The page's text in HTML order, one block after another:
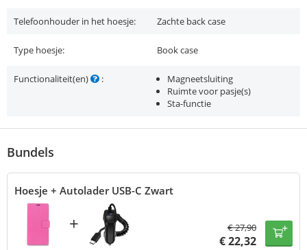
Telefoonhouder in het hoesje: Zachte back case
Type hoesje: Book case
Functionaliteit(en) :
Magneetsluiting
Ruimte voor pasje(s)
Sta-functie
Bundels
Hoesje + Autolader USB-C Zwart
+ €27,90
€22,32